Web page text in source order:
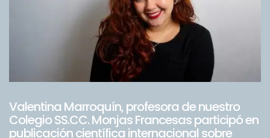
Valentina Marroquín, profesora de nuestro
Colegio SS.CC. Monjas Francesas participó en
publicación científica internacional sobre